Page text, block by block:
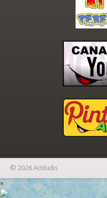
© 2026 Actiludis
×